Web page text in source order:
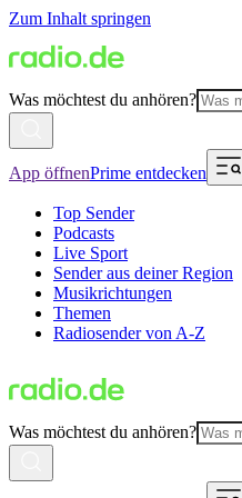
Zum Inhalt springen
Was möchtest du anhören?
App öffnenPrime entdecken
Top Sender
Podcasts
Live Sport
Sender aus deiner Region
Musikrichtungen
Themen
Radiosender von A-Z
Was möchtest du anhören?